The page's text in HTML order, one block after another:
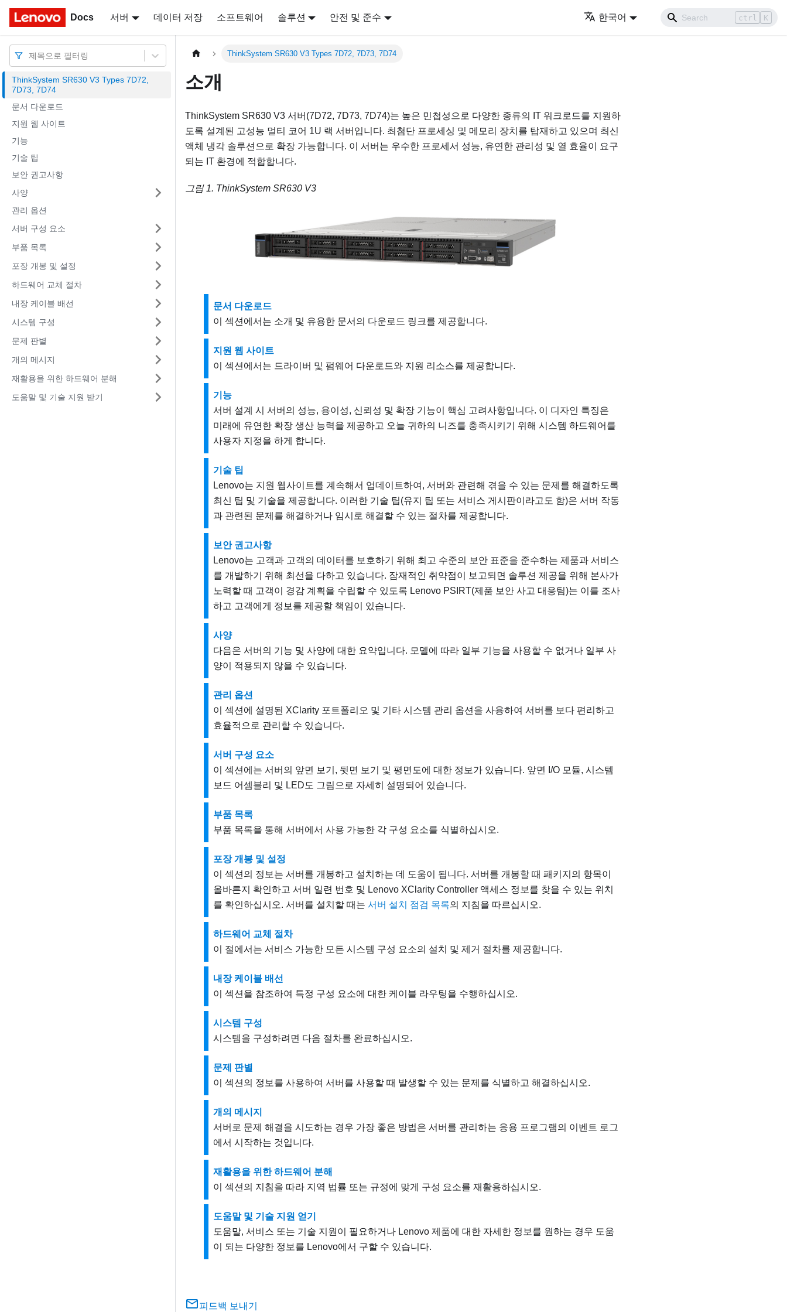
Docs 서버 데이터 저장 소프트웨어 솔루션 안전 및 준수 한국어 ctrl K
Docs
제목으로 필터링
ThinkSystem SR630 V3 Types 7D72,
7D73, 7D74
문서 다운로드
지원 웹 사이트
기능
기술 팁
보안 권고사항
사양
관리 옵션
서버 구성 요소
부품 목록
포장 개봉 및 설정
하드웨어 교체 절차
내장 케이블 배선
시스템 구성
문제 판별
개의 메시지
재활용을 위한 하드웨어 분해
도움말 및 기술 지원 받기
ThinkSystem SR630 V3 Types 7D72, 7D73, 7D74
소개
ThinkSystem SR630 V3 서버(7D72, 7D73, 7D74)는 높은 민첩성으로 다양한 종류의 IT 워크로드를 지원하
도록 설계된 고성능 멀티 코어 1U 랙 서버입니다. 최첨단 프로세싱 및 메모리 장치를 탑재하고 있으며 최신
액체 냉각 솔루션으로 확장 가능합니다. 이 서버는 우수한 프로세서 성능, 유연한 관리성 및 열 효율이 요구
되는 IT 환경에 적합합니다.
그림 1. ThinkSystem SR630 V3
문서 다운로드
이 섹션에서는 소개 및 유용한 문서의 다운로드 링크를 제공합니다.
지원 웹 사이트
이 섹션에서는 드라이버 및 펌웨어 다운로드와 지원 리소스를 제공합니다.
기능
서버 설계 시 서버의 성능, 용이성, 신뢰성 및 확장 기능이 핵심 고려사항입니다. 이 디자인 특징은
미래에 유연한 확장 생산 능력을 제공하고 오늘 귀하의 니즈를 충족시키기 위해 시스템 하드웨어를
사용자 지정을 하게 합니다.
기술 팁
Lenovo는 지원 웹사이트를 계속해서 업데이트하여, 서버와 관련해 겪을 수 있는 문제를 해결하도록
최신 팁 및 기술을 제공합니다. 이러한 기술 팁(유지 팁 또는 서비스 게시판이라고도 함)은 서버 작동
과 관련된 문제를 해결하거나 임시로 해결할 수 있는 절차를 제공합니다.
보안 권고사항
Lenovo는 고객과 고객의 데이터를 보호하기 위해 최고 수준의 보안 표준을 준수하는 제품과 서비스
를 개발하기 위해 최선을 다하고 있습니다. 잠재적인 취약점이 보고되면 솔루션 제공을 위해 본사가
노력할 때 고객이 경감 계획을 수립할 수 있도록 Lenovo PSIRT(제품 보안 사고 대응팀)는 이를 조사
하고 고객에게 정보를 제공할 책임이 있습니다.
사양
다음은 서버의 기능 및 사양에 대한 요약입니다. 모델에 따라 일부 기능을 사용할 수 없거나 일부 사
양이 적용되지 않을 수 있습니다.
관리 옵션
이 섹션에 설명된 XClarity 포트폴리오 및 기타 시스템 관리 옵션을 사용하여 서버를 보다 편리하고
효율적으로 관리할 수 있습니다.
서버 구성 요소
이 섹션에는 서버의 앞면 보기, 뒷면 보기 및 평면도에 대한 정보가 있습니다. 앞면 I/O 모듈, 시스템
보드 어셈블리 및 LED도 그림으로 자세히 설명되어 있습니다.
부품 목록
부품 목록을 통해 서버에서 사용 가능한 각 구성 요소를 식별하십시오.
포장 개봉 및 설정
이 섹션의 정보는 서버를 개봉하고 설치하는 데 도움이 됩니다. 서버를 개봉할 때 패키지의 항목이
올바른지 확인하고 서버 일련 번호 및 Lenovo XClarity Controller 액세스 정보를 찾을 수 있는 위치
를 확인하십시오. 서버를 설치할 때는 서버 설치 점검 목록의 지침을 따르십시오.
하드웨어 교체 절차
이 절에서는 서비스 가능한 모든 시스템 구성 요소의 설치 및 제거 절차를 제공합니다.
내장 케이블 배선
이 섹션을 참조하여 특정 구성 요소에 대한 케이블 라우팅을 수행하십시오.
시스템 구성
시스템을 구성하려면 다음 절차를 완료하십시오.
문제 판별
이 섹션의 정보를 사용하여 서버를 사용할 때 발생할 수 있는 문제를 식별하고 해결하십시오.
개의 메시지
서버로 문제 해결을 시도하는 경우 가장 좋은 방법은 서버를 관리하는 응용 프로그램의 이벤트 로그
에서 시작하는 것입니다.
재활용을 위한 하드웨어 분해
이 섹션의 지침을 따라 지역 법률 또는 규정에 맞게 구성 요소를 재활용하십시오.
도움말 및 기술 지원 얻기
도움말, 서비스 또는 기술 지원이 필요하거나 Lenovo 제품에 대한 자세한 정보를 원하는 경우 도움
이 되는 다양한 정보를 Lenovo에서 구할 수 있습니다.
피드백 보내기